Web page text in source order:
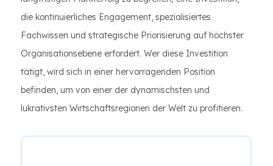
die kontinuierliches Engagement, spezialisiertes
Fachwissen und strategische Priorisierung auf höchster
Organisationsebene erfordert. Wer diese Investition
tätigt, wird sich in einer hervorragenden Position
befinden, um von einer der dynamischsten und
lukrativsten Wirtschaftsregionen der Welt zu profitieren.